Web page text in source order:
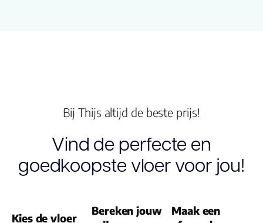
Aantal per pak
(mm)
Bij Thijs altijd de beste prijs!
Vind de perfecte en
goedkoopste vloer voor jou!
Kies de vloer
Bereken jouw
Maak een